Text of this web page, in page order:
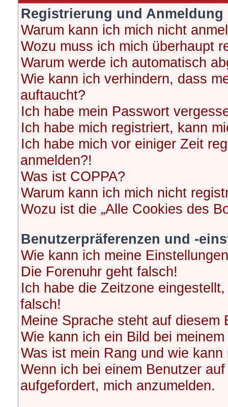
Registrierung und Anmeldung
Warum kann ich mich nicht
Wozu muss ich mich überhaupt
Warum werde ich automatisch
Wie kann ich verhindern, dass
auftaucht?
Ich habe mein Passwort
Ich habe mich registriert, kann
Ich habe mich vor einiger Zeit
anmelden?!
Was ist COPPA?
Warum kann ich mich nicht
Wozu ist die „Alle Cookies des
Benutzerpräferenzen und -
Wie kann ich meine
Die Forenuhr geht falsch!
Ich habe die Zeitzone
falsch!
Meine Sprache steht auf diesem
Wie kann ich ein Bild bei
Was ist mein Rang und wie
Wenn ich bei einem Benutzer
aufgefordert, mich anzumelden.